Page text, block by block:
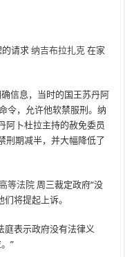
的请求纳吉布拉扎克 在家
信息，当时的国王苏丹阿
令，允许他软禁服刑。纳
阿卜杜拉主持的赦免委员
刑期减半，并大幅降低了
等法院 周三裁定政府“没
将提起上诉。
庭表示政府没有法律义
”